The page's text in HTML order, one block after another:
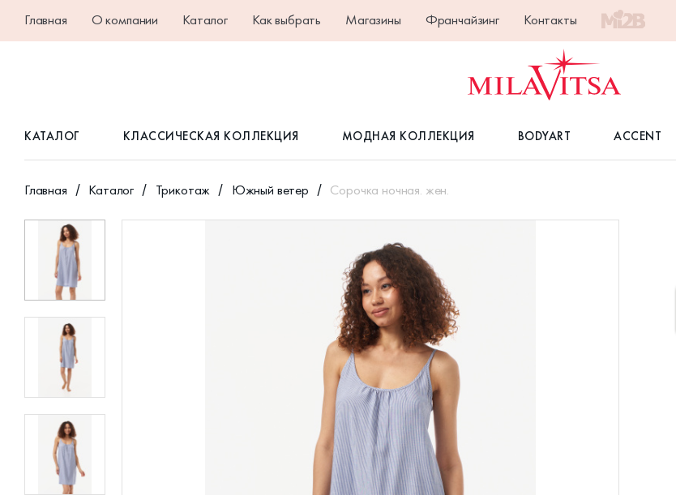
Главная О компании Каталог Как выбрать Магазины Франчайзинг Контакты
КАТАЛОГ КЛАССИЧЕСКАЯ КОЛЛЕКЦИЯ МОДНАЯ КОЛЛЕКЦИЯ BODYART ACCENT
Главная Каталог Трикотаж Южный ветер Сорочка ночная. жен.